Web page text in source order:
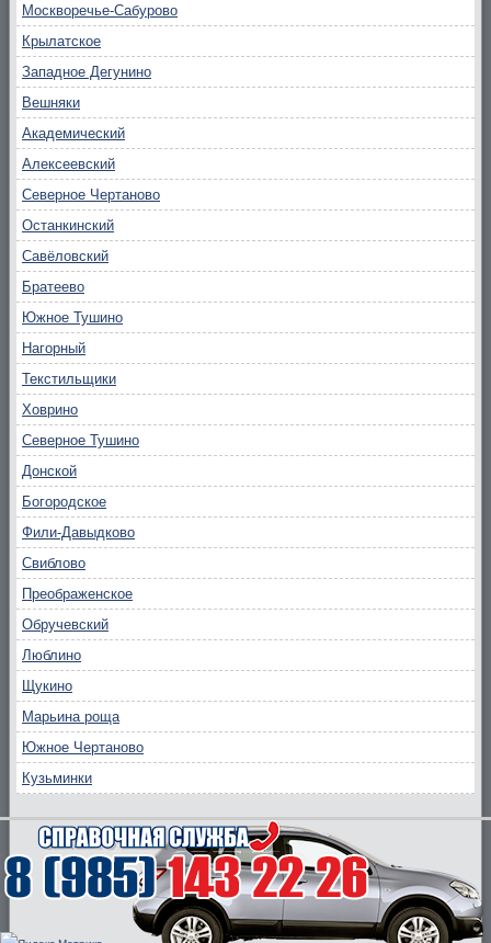
Москворечье-Сабурово
Крылатское
Западное Дегунино
Вешняки
Академический
Алексеевский
Северное Чертаново
Останкинский
Савёловский
Братеево
Южное Тушино
Нагорный
Текстильщики
Ховрино
Северное Тушино
Донской
Богородское
Фили-Давыдково
Свиблово
Преображенское
Обручевский
Люблино
Щукино
Марьина роща
Южное Чертаново
Кузьминки